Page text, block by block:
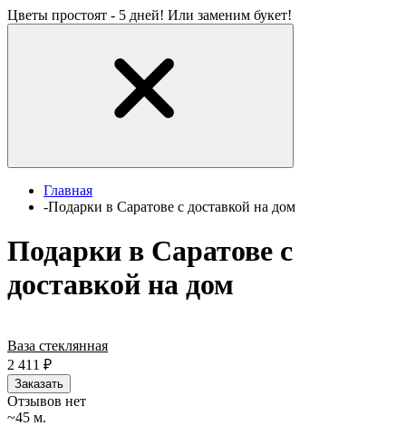
Цветы простоят - 5 дней! Или заменим букет!
Главная
-Подарки в Саратове с доставкой на дом
Подарки в Саратове с
доставкой на дом
Ваза стеклянная
2 411
₽
Заказать
Отзывов нет
~45 м.